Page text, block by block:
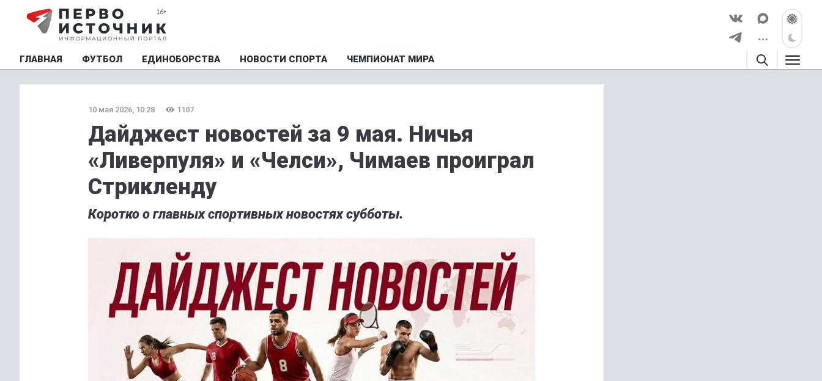
ГЛАВНАЯ ФУТБОЛ ЕДИНОБОРСТВА НОВОСТИ СПОРТА ЧЕМПИОНАТ МИРА
10 мая 2026, 10:28 1107
Дайджест новостей за 9 мая. Ничья
«Ливерпуля» и «Челси», Чимаев проиграл
Стрикленду
Коротко о главных спортивных новостях субботы.